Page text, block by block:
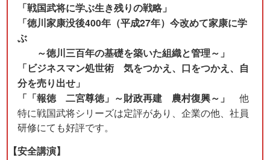
「戦国武将に学ぶ生き残りの戦略」
「徳川家康没後400年（平成27年）今改めて家康に学
ぶ
～徳川三百年の基礎を築いた組織と管理～」
「ビジネスマン処世術 気をつかえ、口をつかえ、自
分を売り出せ」
「「報徳 二宮尊徳」～財政再建 農村復興～」他
特に戦国武将シリーズは定評があり、企業の他、社員
研修にても好評です。
【安全講演】